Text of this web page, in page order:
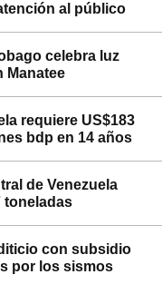
al público
celebra luz
Manatee
requiere US$183
bdp en 14 años
de Venezuela
toneladas
con subsidio
por los sismos